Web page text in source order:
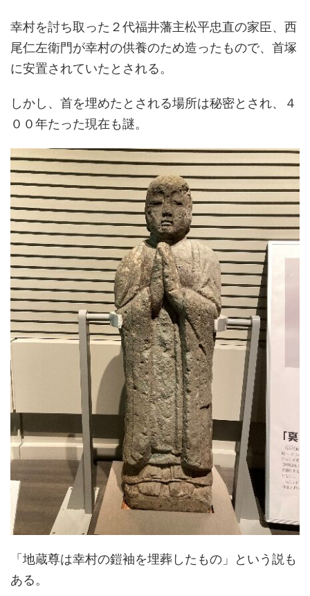
幸村を討ち取った２代福井藩主松平忠直の家臣、西
尾仁左衛門が幸村の供養のため造ったもので、首塚
に安置されていたとされる。
しかし、首を埋めたとされる場所は秘密とされ、４
００年たった現在も謎。
「地蔵尊は幸村の鎧袖を埋葬したもの」という説も
ある。